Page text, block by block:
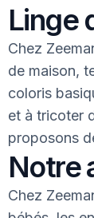
Linge
Chez
de maison,
coloris
et à tricoter
proposons
Notre
Chez